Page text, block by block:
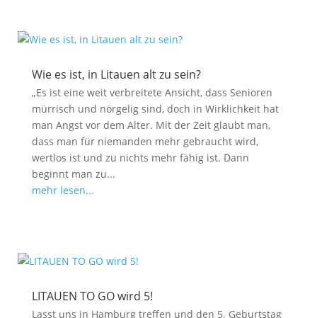
Wie es ist, in Litauen alt zu sein?
„Es ist eine weit verbreitete Ansicht, dass Senioren
mürrisch und nörgelig sind, doch in Wirklichkeit hat
man Angst vor dem Alter. Mit der Zeit glaubt man,
dass man für niemanden mehr gebraucht wird,
wertlos ist und zu nichts mehr fähig ist. Dann
beginnt man zu...
mehr lesen...
LITAUEN TO GO wird 5!
Lasst uns in Hamburg treffen und den 5. Geburtstag